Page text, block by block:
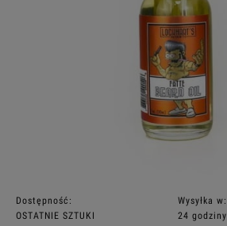
Dostępność:
OSTATNIE SZTUKI
Wysyłka w:
24 godziny